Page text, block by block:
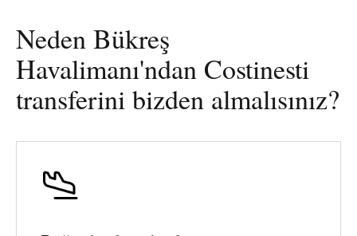
Neden Bükreş
Havalimanı'ndan Costinesti
transferini bizden almalısınız?